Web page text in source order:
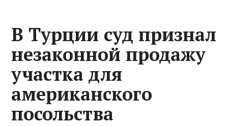
В Турции суд признал
незаконной продажу
участка для
американского
посольства